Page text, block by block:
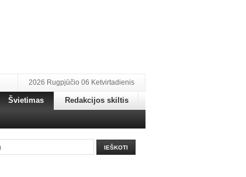
2026 Rugpjūčio 06 Ketvirtadienis
Švietimas Redakcijos skiltis